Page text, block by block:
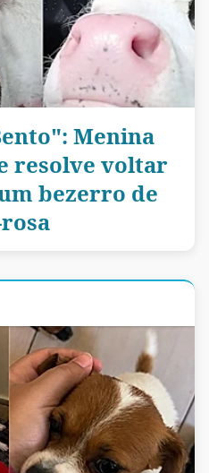
Menina
resolve voltar
bezerro de